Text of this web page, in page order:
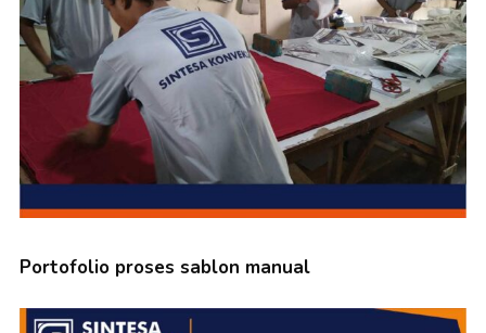
Portofolio proses sablon manual